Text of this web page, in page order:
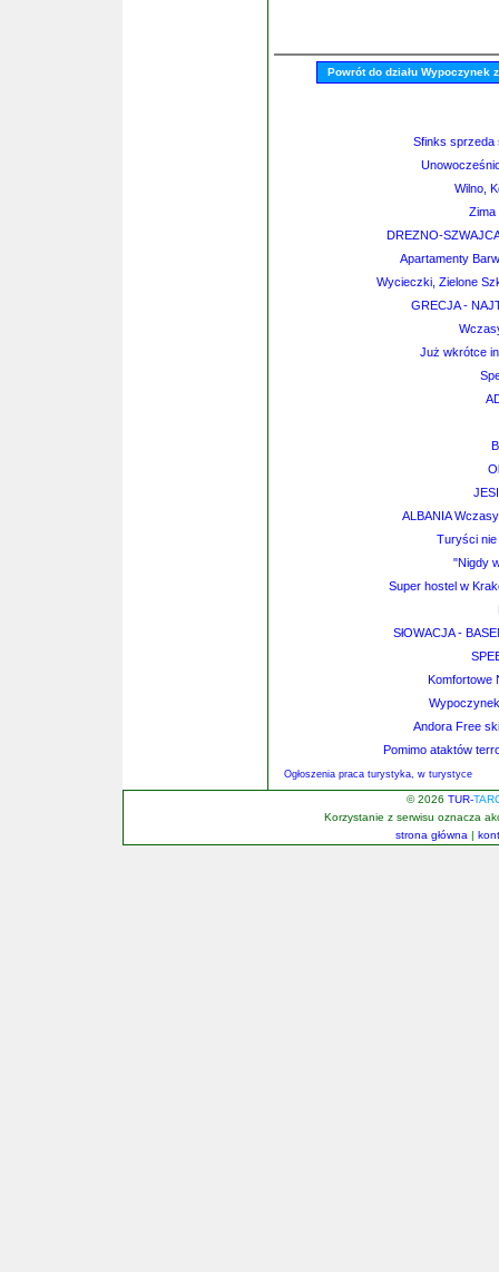
Powrót do działu Wypoczynek
Sfinks sprzeda
Wilno,
Zima
DREZNO-
Apartamenty
Wycieczki, Zielone
GRECJA -
Już wkrótce
ALBANIA
Turyści
"Nigdy
Super hostel w
SłOWACJA -
Komfortowe
Andora Free
Pomimo ataktów
Ogłoszenia praca turystyka, w turystyce
© 2026 TUR-
Korzystanie z serwisu oznacza
strona główna |